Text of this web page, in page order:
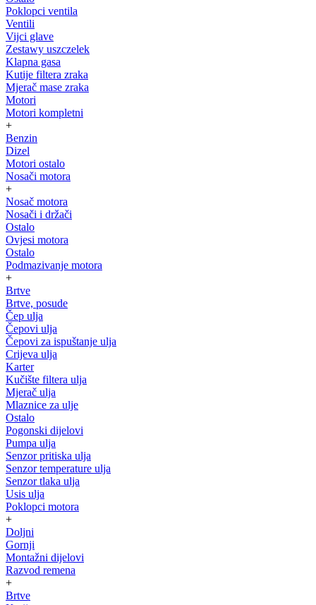
Poklopci ventila
Ventili
Vijci glave
Zestawy uszczelek
Klapna gasa
Kutije filtera zraka
Mjerač mase zraka
Motori
Motori kompletni
+
Benzin
Dizel
Motori ostalo
Nosači motora
+
Nosač motora
Nosači i držači
Ostalo
Ovjesi motora
Ostalo
Podmazivanje motora
+
Brtve
Brtve, posude
Čep ulja
Čepovi ulja
Čepovi za ispuštanje ulja
Crijeva ulja
Karter
Kučište filtera ulja
Mjerač ulja
Mlaznice za ulje
Ostalo
Pogonski dijelovi
Pumpa ulja
Senzor pritiska ulja
Senzor temperature ulja
Senzor tlaka ulja
Usis ulja
Poklopci motora
+
Doljni
Gornji
Montažni dijelovi
Razvod remena
+
Brtve